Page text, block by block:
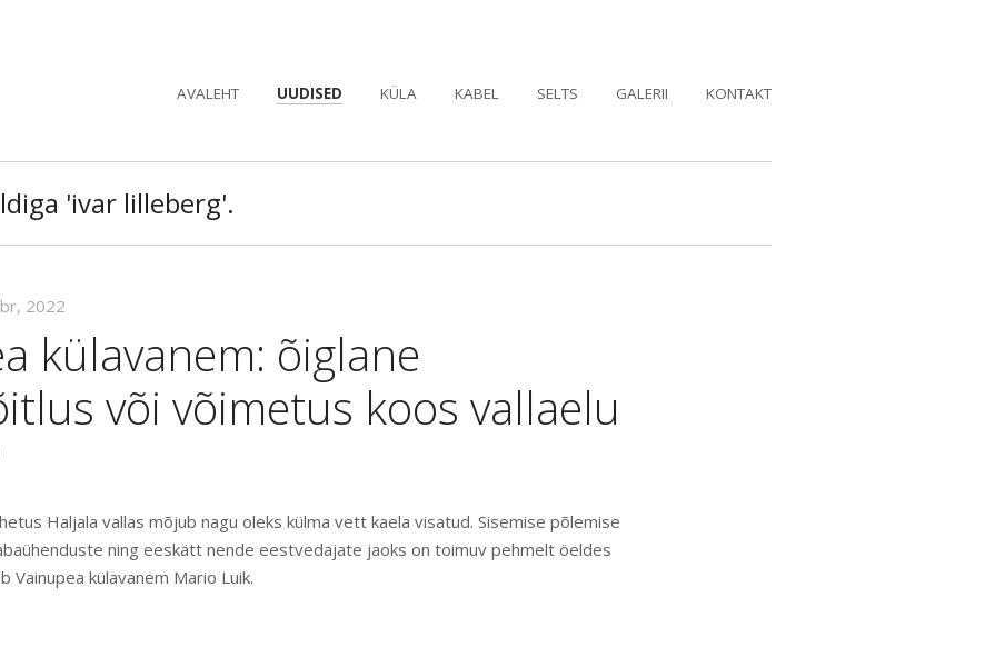
AVALEHT UUDISED KÜLA KABEL SELTS GALERII KONTAKT
'ivar lilleberg'.
2022
külavanem: õiglane
või võimetus koos vallaelu
Haljala vallas mõjub nagu oleks külma vett kaela visatud. Sisemise põlemise
ning eeskätt nende eestvedajate jaoks on toimuv pehmelt öeldes
Vainupea külavanem Mario Luik.